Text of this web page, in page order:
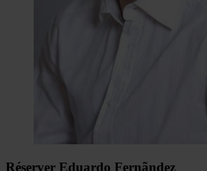
Réserver Eduardo Fernãndez